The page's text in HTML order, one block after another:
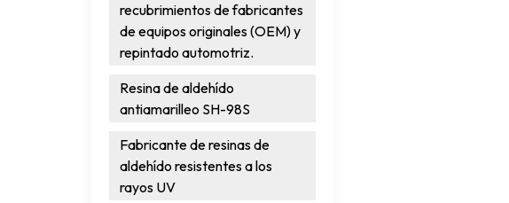
recubrimientos de fabricantes
de equipos originales (OEM) y
repintado automotriz.
Resina de aldehído
antiamarilleo SH-98S
Fabricante de resinas de
aldehído resistentes a los
rayos UV